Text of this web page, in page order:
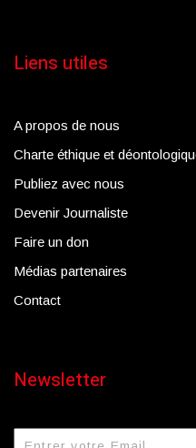
Liens utiles
A propos de nous
Charte éthique et
Publiez avec nous
Devenir Journaliste
Faire un don
Médias partenaires
Contact
Newsletter